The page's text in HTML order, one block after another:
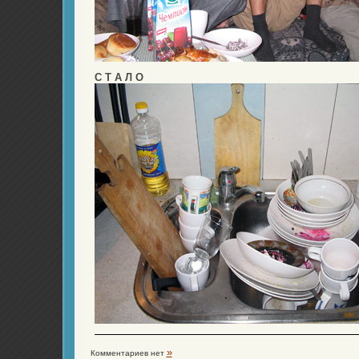
С Т А Л О
Комментариев нет »